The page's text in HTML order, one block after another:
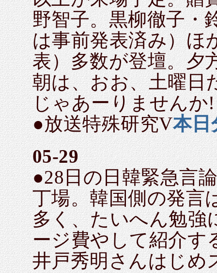
野智子。黒柳徹子・
は事前発表済み）ほ
表）多数が登壇。夕
朝は、おお、土曜日
じゃあーりませんか
●放送特殊研究V本日
05-29
●28日の日韓緊急言
丁場。韓国側の発言
多く、たいへん勉強
ージ費やして紹介す
井戸秀明さんはじめ